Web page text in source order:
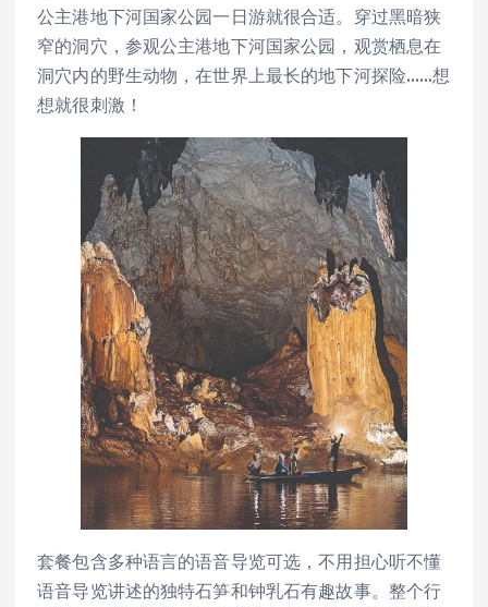
公主港地下河国家公园一日游就很合适。穿过黑暗狭
窄的洞穴，参观公主港地下河国家公园，观赏栖息在
洞穴内的野生动物，在世界上最长的地下河探险……想
想就很刺激！
套餐包含多种语言的语音导览可选，不用担心听不懂
语音导览讲述的独特石笋和钟乳石有趣故事。整个行